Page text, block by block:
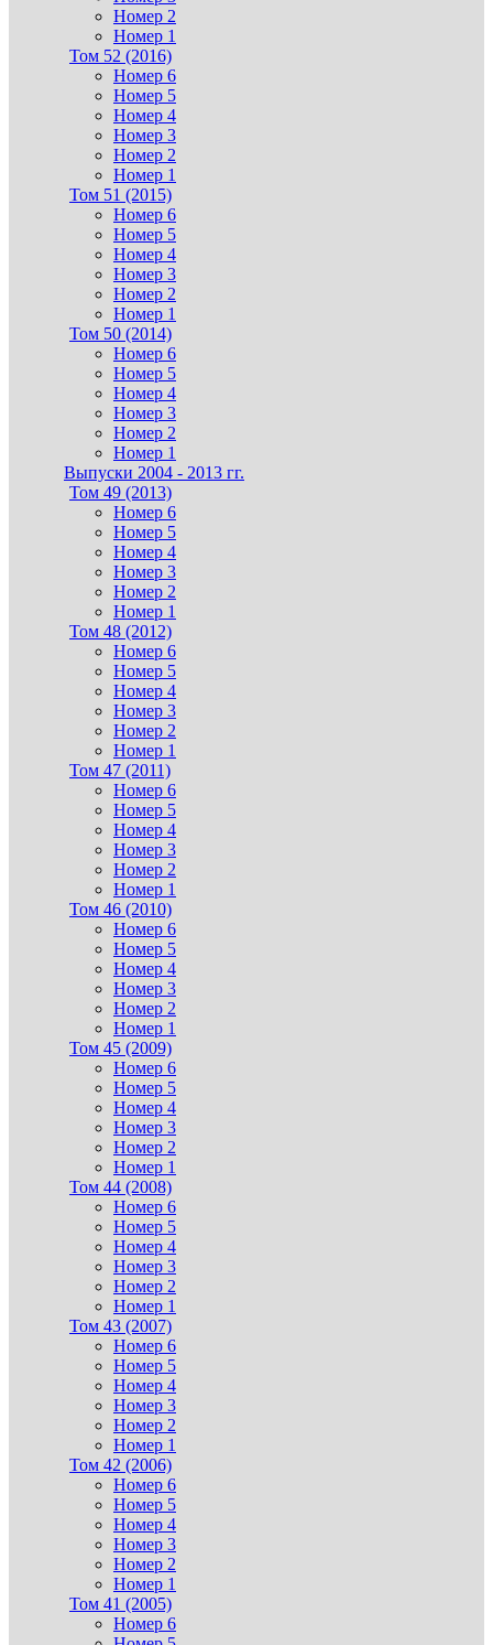
Номер 2
Номер 1
Том 52 (2016)
Номер 6
Номер 5
Номер 4
Номер 3
Номер 2
Номер 1
Том 51 (2015)
Номер 6
Номер 5
Номер 4
Номер 3
Номер 2
Номер 1
Том 50 (2014)
Номер 6
Номер 5
Номер 4
Номер 3
Номер 2
Номер 1
Выпуски 2004 - 2013 гг.
Том 49 (2013)
Номер 6
Номер 5
Номер 4
Номер 3
Номер 2
Номер 1
Том 48 (2012)
Номер 6
Номер 5
Номер 4
Номер 3
Номер 2
Номер 1
Том 47 (2011)
Номер 6
Номер 5
Номер 4
Номер 3
Номер 2
Номер 1
Том 46 (2010)
Номер 6
Номер 5
Номер 4
Номер 3
Номер 2
Номер 1
Том 45 (2009)
Номер 6
Номер 5
Номер 4
Номер 3
Номер 2
Номер 1
Том 44 (2008)
Номер 6
Номер 5
Номер 4
Номер 3
Номер 2
Номер 1
Том 43 (2007)
Номер 6
Номер 5
Номер 4
Номер 3
Номер 2
Номер 1
Том 42 (2006)
Номер 6
Номер 5
Номер 4
Номер 3
Номер 2
Номер 1
Том 41 (2005)
Номер 6